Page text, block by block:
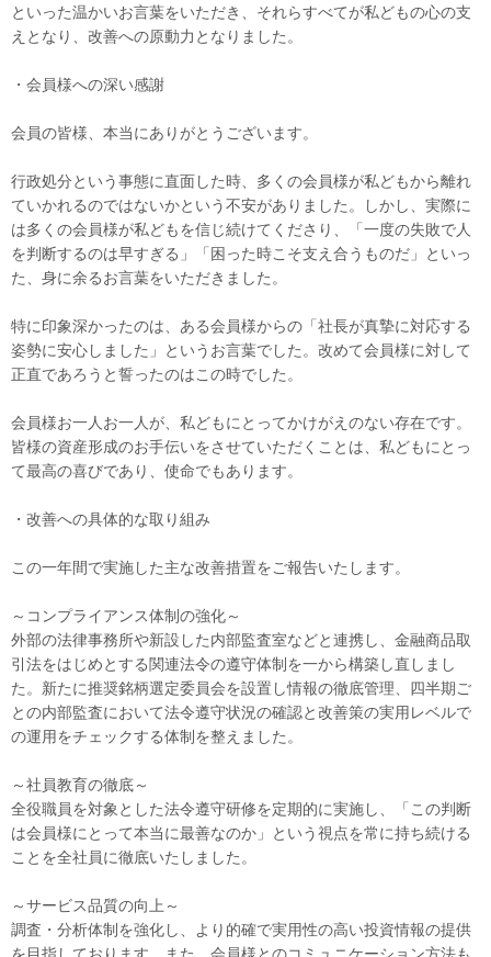
といった温かいお言葉をいただき、それらすべてが私どもの心の支
えとなり、改善への原動力となりました。
・会員様への深い感謝
会員の皆様、本当にありがとうございます。
行政処分という事態に直面した時、多くの会員様が私どもから離れ
ていかれるのではないかという不安がありました。しかし、実際に
は多くの会員様が私どもを信じ続けてくださり、「一度の失敗で人
を判断するのは早すぎる」「困った時こそ支え合うものだ」といっ
た、身に余るお言葉をいただきました。
特に印象深かったのは、ある会員様からの「社長が真摯に対応する
姿勢に安心しました」というお言葉でした。改めて会員様に対して
正直であろうと誓ったのはこの時でした。
会員様お一人お一人が、私どもにとってかけがえのない存在です。
皆様の資産形成のお手伝いをさせていただくことは、私どもにとっ
て最高の喜びであり、使命でもあります。
・改善への具体的な取り組み
この一年間で実施した主な改善措置をご報告いたします。
～コンプライアンス体制の強化～
外部の法律事務所や新設した内部監査室などと連携し、金融商品取
引法をはじめとする関連法令の遵守体制を一から構築し直しまし
た。新たに推奨銘柄選定委員会を設置し情報の徹底管理、四半期ご
との内部監査において法令遵守状況の確認と改善策の実用レベルで
の運用をチェックする体制を整えました。
～社員教育の徹底～
全役職員を対象とした法令遵守研修を定期的に実施し、「この判断
は会員様にとって本当に最善なのか」という視点を常に持ち続ける
ことを全社員に徹底いたしました。
～サービス品質の向上～
調査・分析体制を強化し、より的確で実用性の高い投資情報の提供
を目指しております。また、会員様とのコミュニケーション方法も